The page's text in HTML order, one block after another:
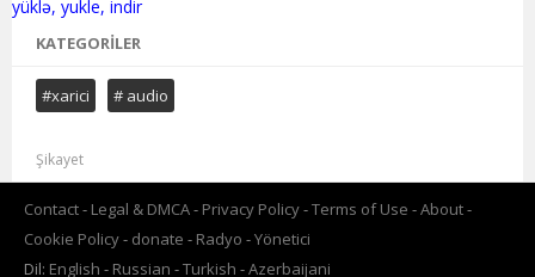
KATEGORILER
#xarici # audio
Şikayet
Contact Legal & DMCA Privacy Policy Terms of Use
About
Cookie Policy
donate Radyo
Yönetici
Dil: English Russian Turkish Azerbaijani